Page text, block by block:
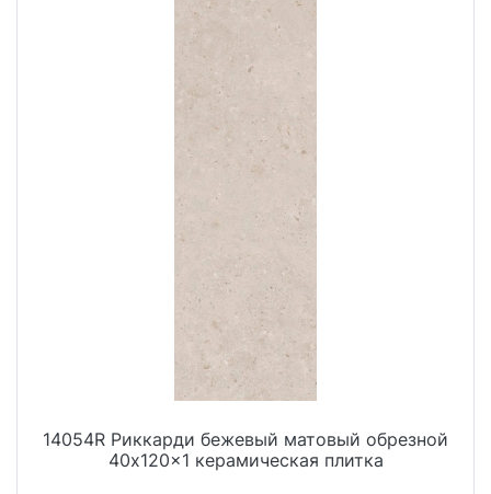
14054R Риккарди бежевый матовый обрезной
40x120x1 керамическая плитка